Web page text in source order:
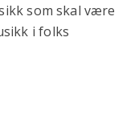
som skal være
i folks